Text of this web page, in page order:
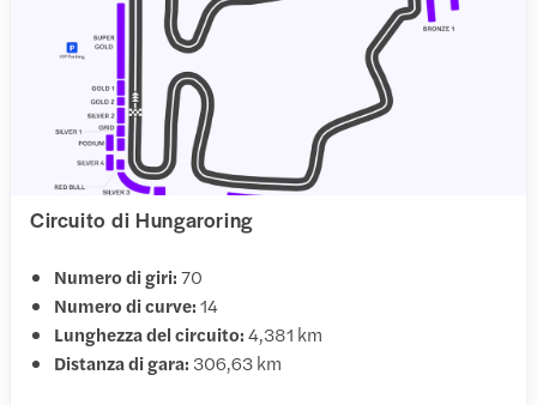
Circuito di Hungaroring
Numero di giri:70
Numero di curve:14
Lunghezza del circuito:4,381 km
Distanza di gara: 306,63 km